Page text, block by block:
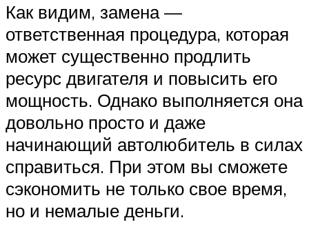
Как видим, замена —
ответственная процедура, которая
может существенно продлить
ресурс двигателя и повысить его
мощность. Однако выполняется она
довольно просто и даже
начинающий автолюбитель в силах
справиться. При этом вы сможете
сэкономить не только свое время,
но и немалые деньги.